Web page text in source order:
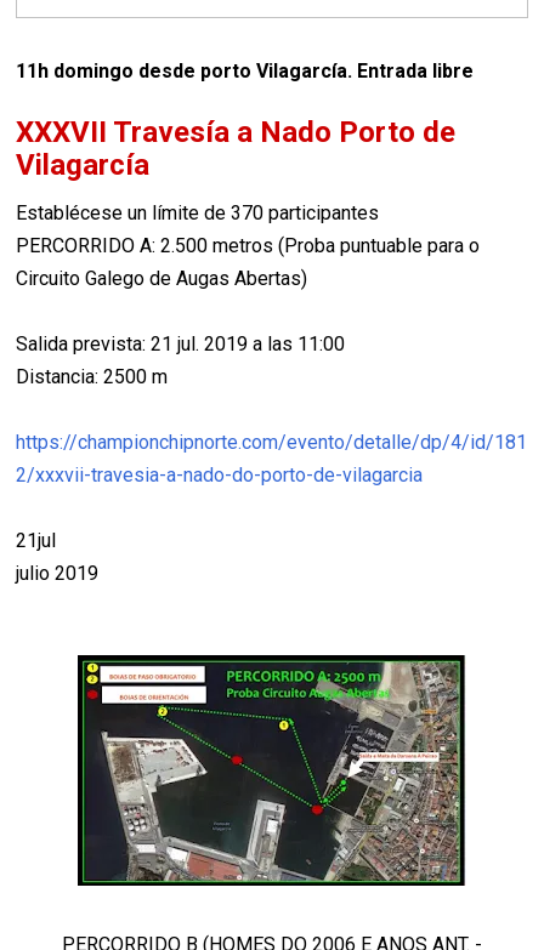
11h domingo desde porto Vilagarcía. Entrada libre
XXXVII Travesía a Nado Porto de
Vilagarcía
Establécese un límite de 370 participantes
PERCORRIDO A: 2.500 metros (Proba puntuable para o
Circuito Galego de Augas Abertas)
Salida prevista: 21 jul. 2019 a las 11:00
Distancia: 2500 m
https://championchipnorte.com/evento/detalle/dp/4/id/181
2/xxxvii-travesia-a-nado-do-porto-de-vilagarcia
21jul
julio 2019
PERCORRIDO B (HOMES DO 2006 E ANOS ANT. -